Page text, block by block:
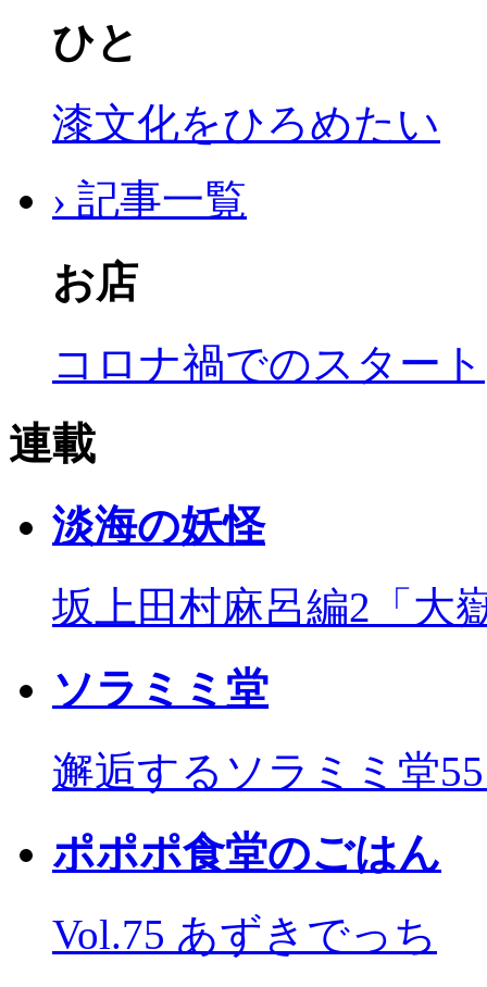
ひと
漆文化をひろめたい
› 記事一覧
お店
コロナ禍でのスタート
連載
淡海の妖怪
坂上田村麻呂編2「大
ソラミミ堂
邂逅するソラミミ堂
ポポポ食堂のごはん
Vol.75 あずきでっち